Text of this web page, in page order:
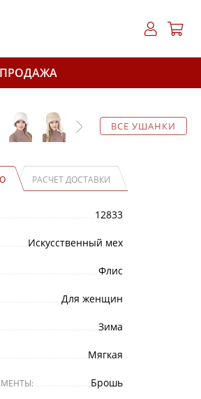
ВСЕ УШАНКИ
РАСЧЕТ ДОСТАВКИ
12833
Искусственный мех
Флис
Для женщин
Зима
Мягкая
Брошь